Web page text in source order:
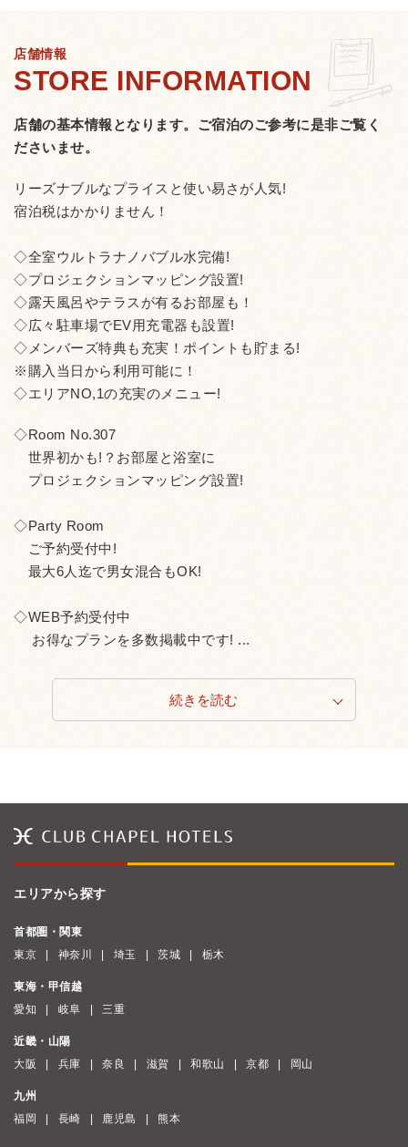
店舗情報
店舗の基本情報となります。 ご宿泊のご参考に是非ご覧く
ださいませ。
リーズナブルなプライスと使い易さが人気!
宿泊税はかかりません！
◇全室ウルトラナノバブル水完備!
◇プロジェクションマッピング設置!
◇露天風呂やテラスが有るお部屋も！
◇広々駐車場でEV用充電器も設置!
◇メンバーズ特典も充実！ポイントも貯まる!
※購入当日から利用可能に！
◇エリアNO,1の充実のメニュー!
◇Room No.307
世界初かも!？お部屋と浴室に
プロジェクションマッピング設置!
◇Party Room
ご予約受付中!
最大6人迄で男女混合もOK!
◇WEB予約受付中
お得なプランを多数掲載中です! ...
続きを読む
エリアから探す
首都圏・関東
東京
神奈川 埼玉 茨城 栃木
東海・甲信越
愛知
岐阜 三重
近畿・山陽
大阪
兵庫 奈良 滋賀 和歌山 京都 岡山
九州
福岡
長崎 鹿児島 熊本